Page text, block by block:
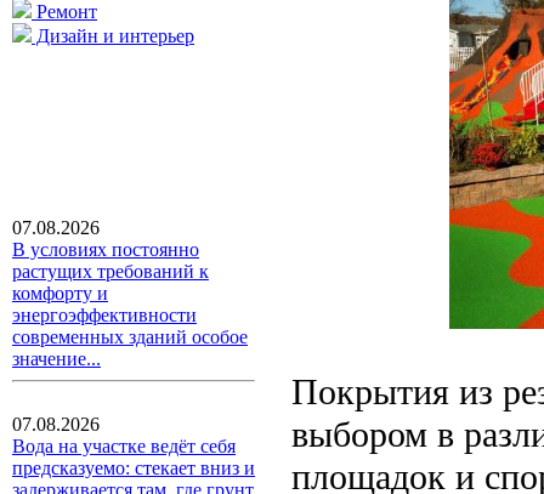
Ремонт
Дизайн и интерьер
07.08.2026
В условиях постоянно
растущих требований к
комфорту и
энергоэффективности
современных зданий особое
значение...
07.08.2026
Вода на участке ведёт себя
предсказуемо: стекает вниз и
задерживается там, где грунт
Покрытия из
выбором в
площадок и